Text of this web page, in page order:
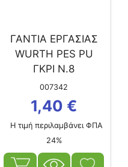
ΓΑΝΤΙΑ ΕΡΓΑΣΙΑΣ
WURTH PES PU
ΓΚΡΙ Ν.8
007342
1,40 €
Η τιμή περιλαμβάνει ΦΠΑ
24%